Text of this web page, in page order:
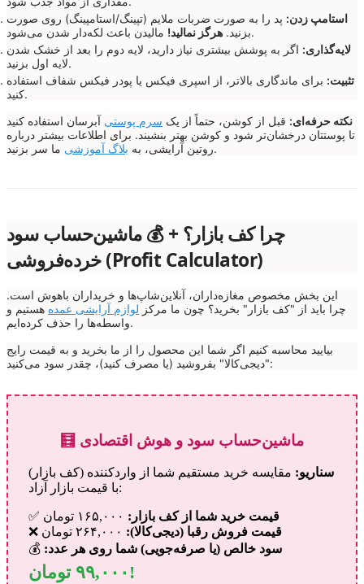
استامپ زدن: پد را به صورت ضربات ملایم (تپینگ/استامپینگ) روی صورت
بزنید. هرگز نمالید!
مالیدن باعث لکه‌دار شدن می‌شود.
لایه‌گذاری: اگر به پوشش بیشتری نیاز دارید، لایه دوم را بعد از خشک شدن
لایه اول بزنید.
تثبیت: برای ماندگاری بالاتر، از اسپری فیکس یا پودر فیکس شفاف استفاده
کنید.
نکته حرفه‌ای: قبل از کوشن، حتماً از یک سرم پوستی آبرسان استفاده کنید
تا پوستتان درخشان‌تر شود و کوشن بهتر بنشیند. برای اطلاعات بیشتر درباره
روتین آرایشی، به بلاگ آموزشی ما سر بزنید.
چرا کف بازار؟ + 💰 ماشین‌حساب سود
خرده‌فروشی (Profit Calculator)
این بخش مخصوص مغازه‌داران، آنلاین‌شاپ‌ها و خریداران باهوش است.
چرا باید از "کف بازار" بخرید؟ چون ما مرکز لوازم آرایشی عمده هستیم و
واسطه‌ها را حذف کرده‌ایم.
بیایید محاسبه کنیم اگر شما این محصول را از ما بخرید و به قیمت رایج
"دیجی‌کالا" بفروشید (یا مصرف کنید)، چقدر سود می‌کنید:
🧮 ماشین‌حساب سود و هوش اقتصادی
سناریو: مقایسه خرید مستقیم شما از واردکننده (کف بازار)
با قیمت بازار آزاد:
✅ قیمت خرید شما از کف بازار:
❌
قیمت فروش رقبا (دیجی‌کالا):
💰 سود خالص (یا صرفه‌جویی) شما روی هر عدد:
۹۹,۰۰۰ تومان!